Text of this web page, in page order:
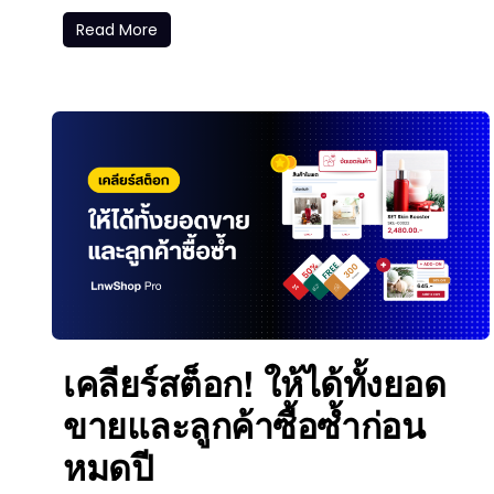
Read More
เคลียร์สต็อก! ให้ได้ทั้งยอด
ขายและลูกค้าซื้อซ้ำก่อน
หมดปี